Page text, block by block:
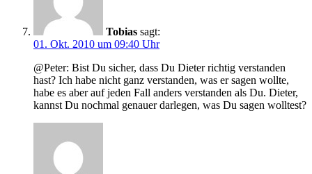
Tobias sagt:
01. Okt. 2010 um 09:40 Uhr
@Peter: Bist Du sicher, dass Du Dieter richtig verstanden
hast? Ich habe nicht ganz verstanden, was er sagen wollte,
habe es aber auf jeden Fall anders verstanden als Du. Dieter,
kannst Du nochmal genauer darlegen, was Du sagen wolltest?